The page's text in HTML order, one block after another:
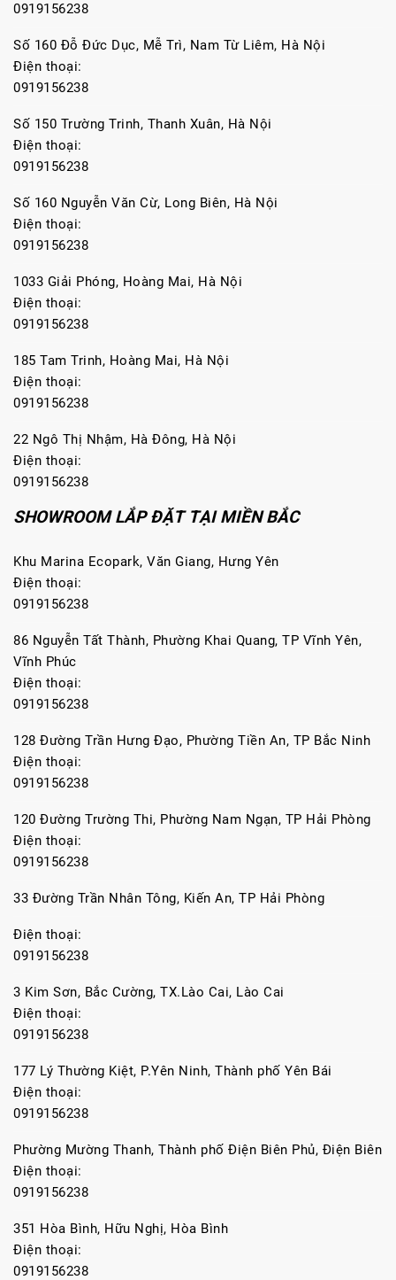
0919156238
Số 160 Đỗ Đức Dục, Mễ Trì, Nam Từ Liêm, Hà Nội
Điện thoại:
0919156238
Số 150 Trường Trinh, Thanh Xuân, Hà Nội
Điện thoại:
0919156238
Số 160 Nguyễn Văn Cừ, Long Biên, Hà Nội
Điện thoại:
0919156238
1033 Giải Phóng, Hoàng Mai, Hà Nội
Điện thoại:
0919156238
185 Tam Trinh, Hoàng Mai, Hà Nội
Điện thoại:
0919156238
22 Ngô Thị Nhậm, Hà Đông, Hà Nội
Điện thoại:
0919156238
SHOWROOM LẮP ĐẶT TẠI MIỀN BẮC
Khu Marina Ecopark, Văn Giang, Hưng Yên
Điện thoại:
0919156238
86 Nguyễn Tất Thành, Phường Khai Quang, TP Vĩnh Yên,
Vĩnh Phúc
Điện thoại:
0919156238
128 Đường Trần Hưng Đạo, Phường Tiền An, TP Bắc Ninh
Điện thoại:
0919156238
120 Đường Trường Thi, Phường Nam Ngạn, TP Hải Phòng
Điện thoại:
0919156238
33 Đường Trần Nhân Tông, Kiến An, TP Hải Phòng
Điện thoại:
0919156238
3 Kim Sơn, Bắc Cường, TX.Lào Cai, Lào Cai
Điện thoại:
0919156238
177 Lý Thường Kiệt, P.Yên Ninh, Thành phố Yên Bái
Điện thoại:
0919156238
Phường Mường Thanh, Thành phố Điện Biên Phủ, Điện Biên
Điện thoại:
0919156238
351 Hòa Bình, Hữu Nghị, Hòa Bình
Điện thoại:
0919156238